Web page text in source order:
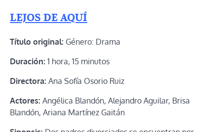
LEJOS DE AQUÍ
Título original: Género: Drama
Duración: 1 hora, 15 minutos
Directora: Ana Sofía Osorio Ruiz
Actores: Angélica Blandón, Alejandro Aguilar, Brisa
Blandón, Ariana Martínez Gaitán